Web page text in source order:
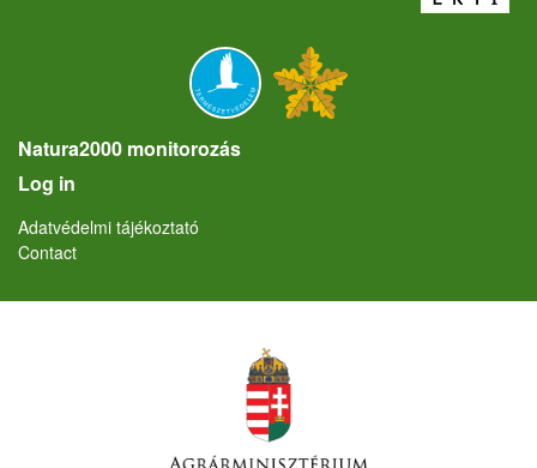
Natura2000 monitorozás
User account menu
Log in
Lábléc
Adatvédelmi tájékoztató
Contact